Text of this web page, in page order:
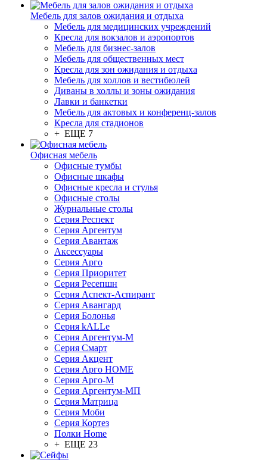
Мебель для залов ожидания и отдыха
Мебель для медицинских учреждений
Кресла для вокзалов и аэропортов
Мебель для бизнес-залов
Мебель для общественных мест
Кресла для зон ожидания и отдыха
Мебель для холлов и вестибюлей
Диваны в холлы и зоны ожидания
Лавки и банкетки
Мебель для актовых и конференц-залов
Кресла для стадионов
+ ЕЩЕ 7
Офисная мебель
Офисные тумбы
Офисные шкафы
Офисные кресла и стулья
Офисные столы
Журнальные столы
Серия Респект
Серия Аргентум
Серия Авантаж
Аксессуары
Серия Арго
Серия Приоритет
Серия Ресепшн
Серия Аспект-Аспирант
Серия Авангард
Серия Болонья
Серия kALLe
Серия Аргентум-М
Серия Смарт
Серия Акцент
Серия Арго HOME
Серия Арго-М
Серия Аргентум-МП
Серия Матрица
Серия Моби
Серия Кортез
Полки Home
+ ЕЩЕ 23